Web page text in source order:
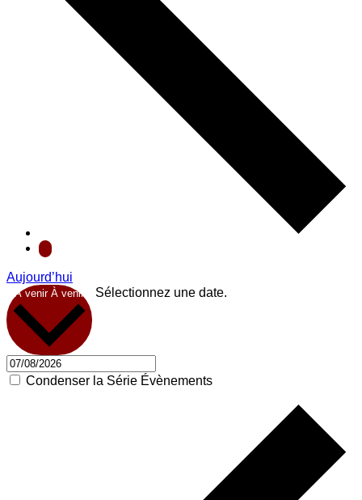
Aujourd’hui
À venir À venir Sélectionnez une date.
Condenser la Série Évènements